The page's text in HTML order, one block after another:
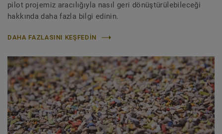
pilot projemiz aracılığıyla nasıl geri dönüştürülebileceği
hakkında daha fazla bilgi edinin.
DAHA FAZLASINI KEŞFEDIN